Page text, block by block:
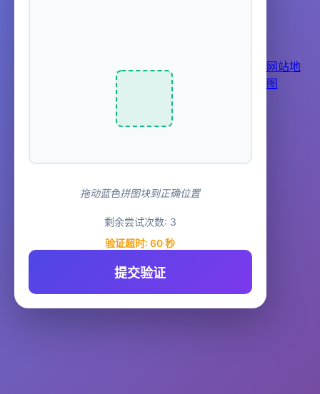
拖动蓝色拼图块到正确位置
剩余尝试次数: 3
验证超时:60秒
提交验证
网站地
图